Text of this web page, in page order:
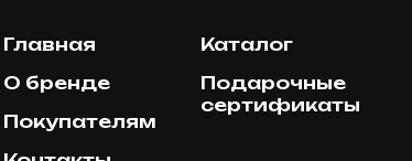
Главная
О бренде
Покупателям
Каталог
Подарочные
сертификаты